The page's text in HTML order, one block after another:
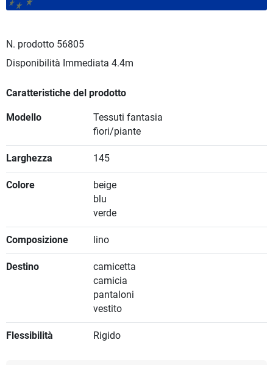
N. prodotto 56805
Disponibilità Immediata 4.4m
Caratteristiche del prodotto
Modello
Tessuti fantasia
fiori/piante
Larghezza 145
Colore
beige
blu
verde
Composizione lino
Destino
camicetta
camicia
pantaloni
vestito
Flessibilità Rigido